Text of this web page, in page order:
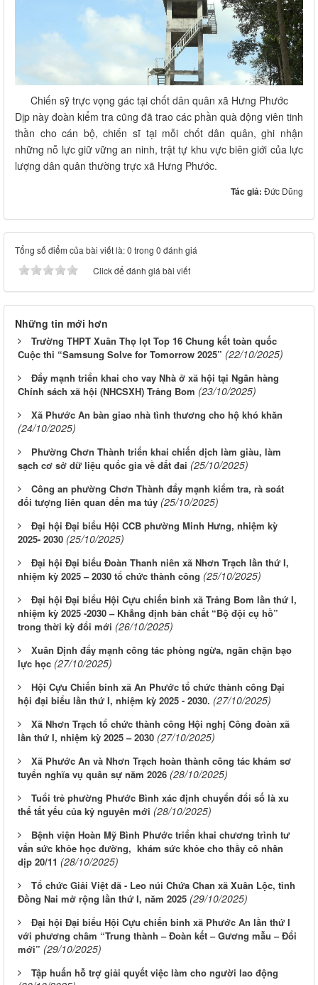
Chiến sỹ trực vọng gác tại chốt dân quân xã Hưng Phước
Dịp này đoàn kiểm tra cũng đã trao các phần quà động viên tinh
thần cho cán bộ, chiến sĩ tại mỗi chốt dân quân, ghi nhận
những nỗ lực giữ vững an ninh, trật tự khu vực biên giới của lực
lượng dân quân thường trực xã Hưng Phước.
Tác giả: Đức Dũng
Tổng số điểm của bài viết là: 0 trong 0 đánh giá
Click để đánh giá bài viết
Những tin mới hơn
Trường THPT Xuân Thọ lọt Top 16 Chung kết toàn quốc
Cuộc thi “Samsung Solve for Tomorrow 2025” (22/10/2025)
Đẩy mạnh triển khai cho vay Nhà ở xã hội tại Ngân hàng
Chính sách xã hội (NHCSXH) Trảng Bom (23/10/2025)
Xã Phước An bàn giao nhà tình thương cho hộ khó khăn
(24/10/2025)
Phường Chơn Thành triển khai chiến dịch làm giàu, làm
sạch cơ sở dữ liệu quốc gia về đất đai (25/10/2025)
Công an phường Chơn Thành đẩy mạnh kiểm tra, rà soát
đối tượng liên quan đến ma túy (25/10/2025)
Đại hội Đại biểu Hội CCB phường Minh Hưng, nhiệm kỳ
2025- 2030 (25/10/2025)
Đại hội Đại biểu Đoàn Thanh niên xã Nhơn Trạch lần thứ I,
nhiệm kỳ 2025 – 2030 tổ chức thành công (25/10/2025)
Đại hội Đại biểu Hội Cựu chiến binh xã Trảng Bom lần thứ I,
nhiệm kỳ 2025 -2030 – Khẳng định bản chất “Bộ đội cụ hồ”
trong thời kỳ đổi mới (26/10/2025)
Xuân Định đẩy mạnh công tác phòng ngừa, ngăn chặn bạo
lực học (27/10/2025)
Hội Cựu Chiến binh xã An Phước tổ chức thành công Đại
hội đại biểu lần thứ I, nhiệm kỳ 2025 - 2030. (27/10/2025)
Xã Nhơn Trạch tổ chức thành công Hội nghị Công đoàn xã
lần thứ I, nhiệm kỳ 2025 – 2030 (27/10/2025)
Xã Phước An và Nhơn Trạch hoàn thành công tác khám sơ
tuyển nghĩa vụ quân sự năm 2026 (28/10/2025)
Tuổi trẻ phường Phước Bình xác định chuyển đổi số là xu
thế tất yếu của kỷ nguyên mới (28/10/2025)
Bệnh viện Hoàn Mỹ Bình Phước triển khai chương trình tư
vấn sức khỏe học đường, khám sức khỏe cho thầy cô nhân
dịp 20/11 (28/10/2025)
Tổ chức Giải Việt dã - Leo núi Chứa Chan xã Xuân Lộc, tỉnh
Đồng Nai mở rộng lần thứ I, năm 2025 (29/10/2025)
Đại hội Đại biểu Hội Cựu chiến binh xã Phước An lần thứ I
với phương châm “Trung thành – Đoàn kết – Gương mẫu – Đổi
mới” (29/10/2025)
Tập huấn hỗ trợ giải quyết việc làm cho người lao động